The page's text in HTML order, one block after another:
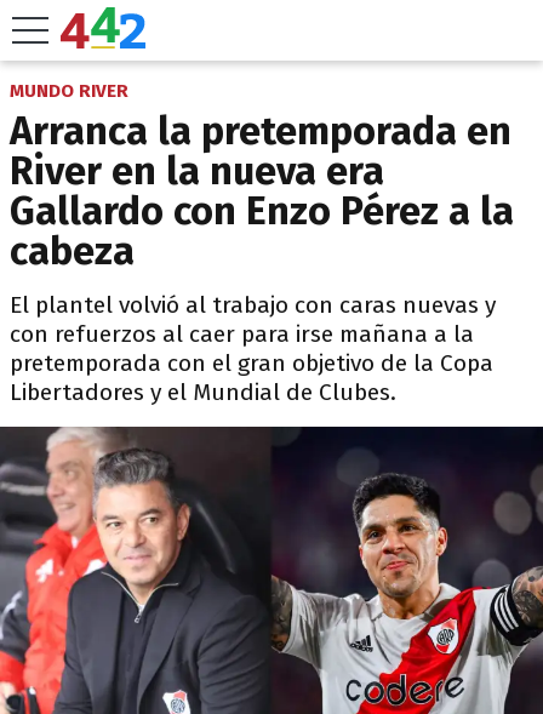
MUNDO RIVER
Arranca la pretemporada en
River en la nueva era
Gallardo con Enzo Pérez a la
cabeza
El plantel volvió al trabajo con caras nuevas y
con refuerzos al caer para irse mañana a la
pretemporada con el gran objetivo de la Copa
Libertadores y el Mundial de Clubes.